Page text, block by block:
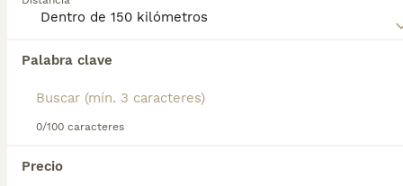
Palabra clave
0/100 caracteres
Precio
para obtener información sobre esta raza de perro.
Encontramos 0 Silky Terrier Perros en
Si deseas exactamente esta búsqueda guarda tu
búsqueda y espera el resultado perfecto: